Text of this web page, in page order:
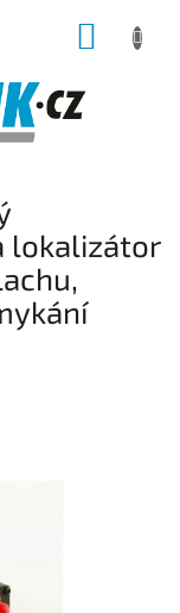
lokalizátor